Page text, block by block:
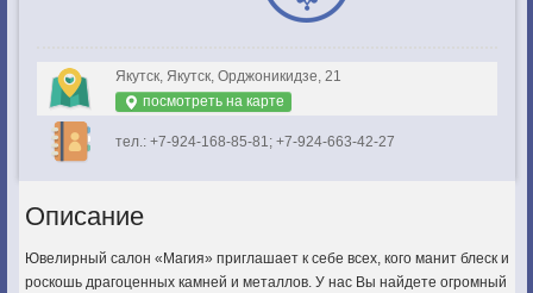
Якутск, Якутск, Орджоникидзе, 21
посмотреть на карте
тел.: +7-924-168-85-81; +7-924-663-42-27
Описание
Ювелирный салон «Магия» приглашает к себе всех, кого манит блеск и
роскошь драгоценных камней и металлов. У нас Вы найдете огромный